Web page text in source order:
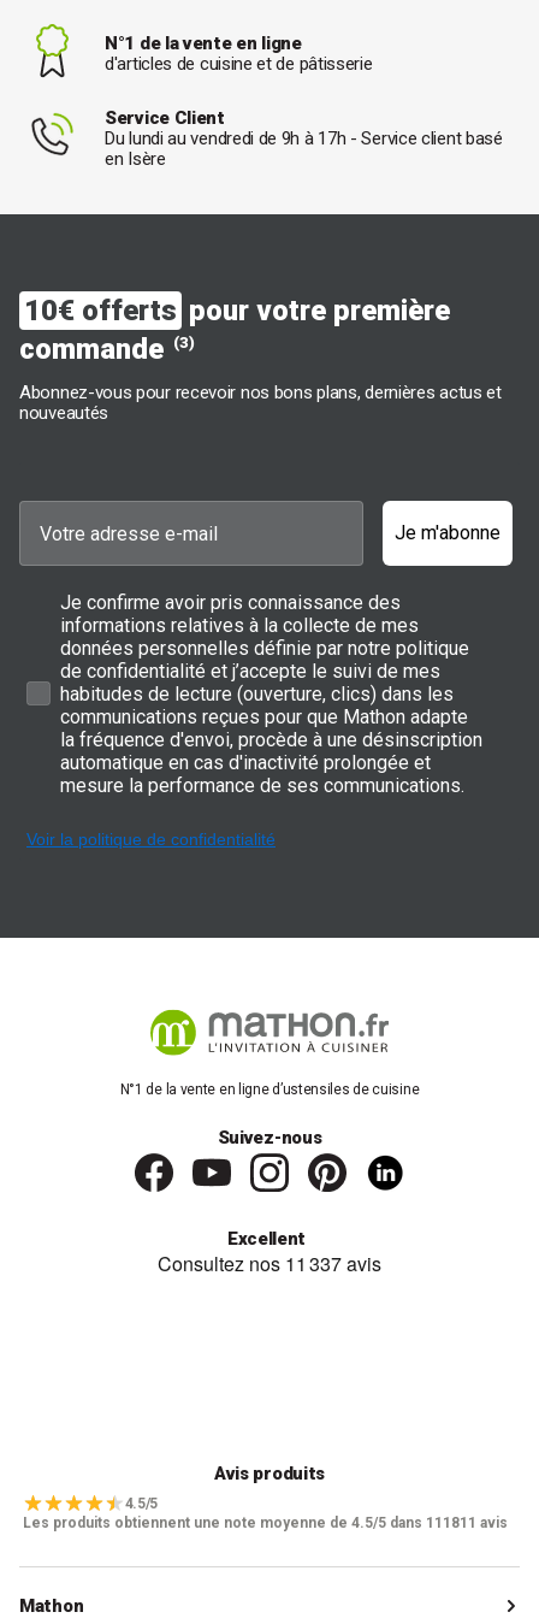
N°1 de la vente en ligne
d'articles de cuisine et de pâtisserie
Service Client
Du lundi au vendredi de 9h à 17h - Service client basé
en Isère
10€ offerts pour votre première
commande (3)
Abonnez-vous pour recevoir nos bons plans, dernières actus et
nouveautés
Je m'abonne
Je confirme avoir pris connaissance des
informations relatives à la collecte de mes
données personnelles définie par notre politique
de confidentialité et j’accepte le suivi de mes
habitudes de lecture (ouverture, clics) dans les
communications reçues pour que Mathon adapte
la fréquence d'envoi, procède à une désinscription
automatique en cas d'inactivité prolongée et
mesure la performance de ses communications.
Voir la politique de confidentialité
N°1 de la vente en ligne d’ustensiles de cuisine
Suivez-nous
Excellent
Avis produits
4.5/5
Les produits obtiennent une note moyenne de 4.5/5 dans 111811 avis
Mathon